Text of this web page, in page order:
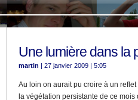
Une lumière dans la
martin | 27 janvier 2009 | 5:05
Au loin on aurait pu croire à un
la végétation persistante de ce mois